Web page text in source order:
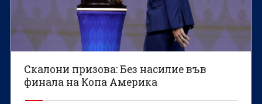
Скалони призова: Без насилие във
финала на Копа Америка